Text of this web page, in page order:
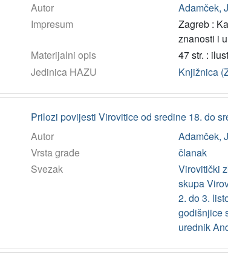
Autor
Adamček,
Impresum
Zagreb :
znanosti i
Materijalni opis
47 str. :
Jedinica HAZU
Knjižnica
Prilozi povijesti Virovitice od sredine 18. do
Autor
Adamček,
Vrsta građe
članak
Svezak
Virovitički
skupa
2. do 3.
godišnjice
urednik